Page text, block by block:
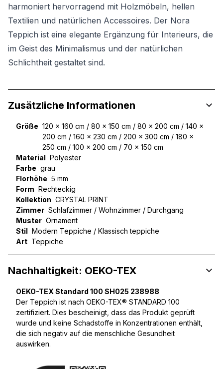
harmoniert hervorragend mit Holzmöbeln, hellen
Textilien und natürlichen Accessoires. Der Nora
Teppich ist eine elegante Ergänzung für Interieurs, die
im Geist des Minimalismus und der natürlichen
Schlichtheit gestaltet sind.
Zusätzliche Informationen
Größe 120 x 160 cm / 80 x 150 cm / 80 x 200 cm / 140 x
200 cm / 160 x 230 cm / 200 x 300 cm / 180 x
250 cm / 100 x 200 cm / 70 x 150 cm
Material Polyester
Farbe grau
Florhöhe 5 mm
Form Rechteckig
Kollektion CRYSTAL PRINT
Zimmer Schlafzimmer / Wohnzimmer / Durchgang
Muster Ornament
Stil Modern Teppiche / Klassisch teppiche
Art Teppiche
Nachhaltigkeit: OEKO-TEX
OEKO-TEX Standard 100 SH025 238988
Der Teppich ist nach OEKO-TEX® STANDARD 100
zertifiziert. Dies bescheinigt, dass das Produkt geprüft
wurde und keine Schadstoffe in Konzentrationen enthält,
die sich negativ auf die menschliche Gesundheit
auswirken.